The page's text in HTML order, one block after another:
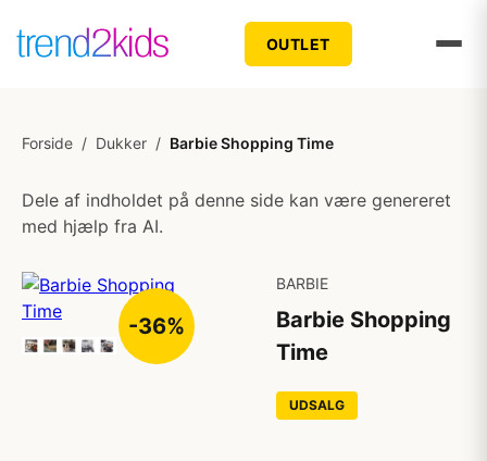
OUTLET
Forside / Dukker / Barbie Shopping Time
Dele af indholdet på denne side kan være genereret
med hjælp fra AI.
-36%
BARBIE
Barbie Shopping
Time
UDSALG